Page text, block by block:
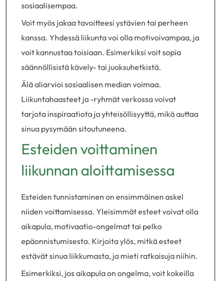
sosiaalisempaa.
Voit myös jakaa tavoitteesi ystävien tai perheen
kanssa. Yhdessä liikunta voi olla motivoivampaa, ja
voit kannustaa toisiaan. Esimerkiksi voit sopia
säännöllisistä kävely- tai juoksuhetkistä.
Älä aliarvioi sosiaalisen median voimaa.
Liikuntahaasteet ja -ryhmät verkossa voivat
tarjota inspiraatiota ja yhteisöllisyyttä, mikä auttaa
sinua pysymään sitoutuneena.
Esteiden voittaminen
liikunnan aloittamisessa
Esteiden tunnistaminen on ensimmäinen askel
niiden voittamisessa. Yleisimmät esteet voivat olla
aikapula, motivaatio-ongelmat tai pelko
epäonnistumisesta. Kirjoita ylös, mitkä esteet
estävät sinua liikkumasta, ja mieti ratkaisuja niihin.
Esimerkiksi, jos aikapula on ongelma, voit kokeilla